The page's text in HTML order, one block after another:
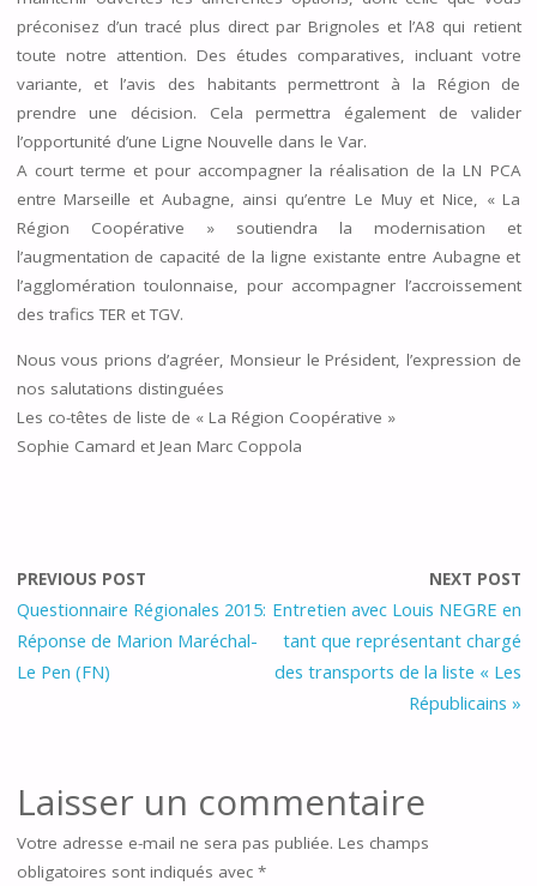
préconisez d’un tracé plus direct par Brignoles et l’A8 qui retient
toute notre attention. Des études comparatives, incluant votre
variante, et l’avis des habitants permettront à la Région de
prendre une décision. Cela permettra également de valider
l’opportunité d’une Ligne Nouvelle dans le Var.
A court terme et pour accompagner la réalisation de la LN PCA
entre Marseille et Aubagne, ainsi qu’entre Le Muy et Nice, « La
Région Coopérative » soutiendra la modernisation et
l’augmentation de capacité de la ligne existante entre Aubagne et
l’agglomération toulonnaise, pour accompagner l’accroissement
des trafics TER et TGV.
Nous vous prions d’agréer, Monsieur le Président, l’expression de
nos salutations distinguées
Les co-têtes de liste de « La Région Coopérative »
Sophie Camard et Jean Marc Coppola
PREVIOUS POST
Questionnaire Régionales 2015:
Réponse de Marion Maréchal-
Le Pen (FN)
NEXT POST
Entretien avec Louis NEGRE en
tant que représentant chargé
des transports de la liste « Les
Républicains »
Laisser un commentaire
Votre adresse e-mail ne sera pas publiée. Les champs
obligatoires sont indiqués avec *